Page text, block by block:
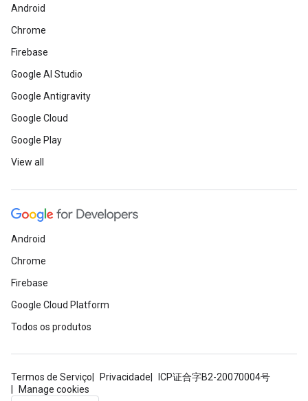
Android
Chrome
Firebase
Google AI Studio
Google Antigravity
Google Cloud
Google Play
View all
Android
Chrome
Firebase
Google Cloud Platform
Todos os produtos
Termos de Serviço Privacidade
ICP证合字B2-20070004号
Manage cookies